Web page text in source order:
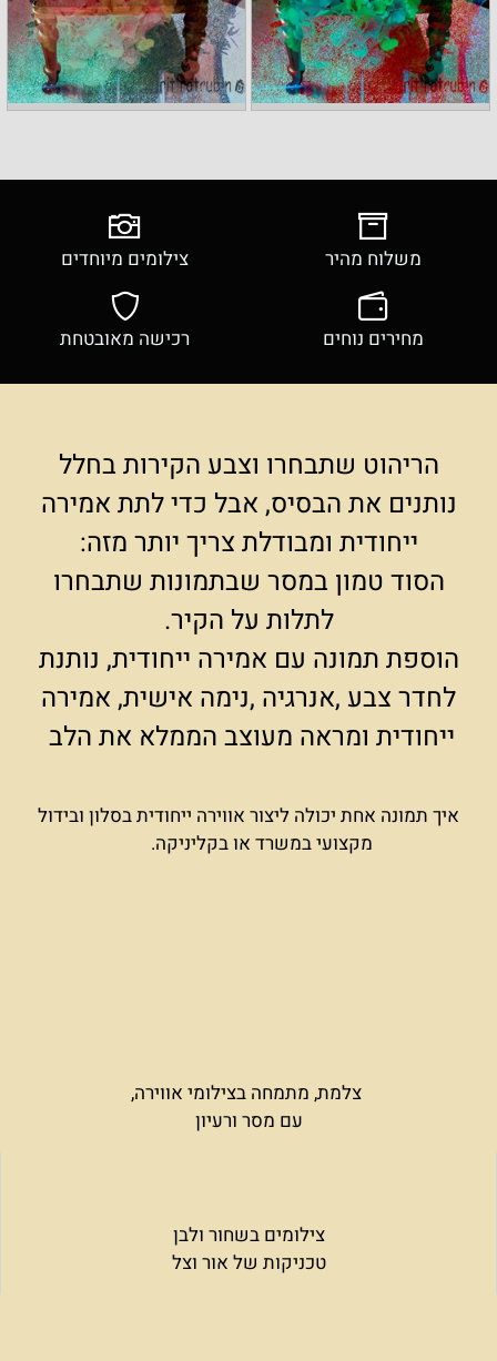
משלוח מהיר צילומים מיוחדים
מחירים נוחים רכישה מאובטחת
הריהוט שתבחרו וצבע הקירות בחלל
נותנים את הבסיס, אבל כדי לתת אמירה
ייחודית ומבודלת צריך יותר מזה:
הסוד טמון במסר שבתמונות שתבחרו
לתלות על הקיר.
הוספת תמונה עם אמירה ייחודית, נותנת
לחדר צבע ,אנרגיה ,נימה אישית, אמירה
ייחודית ומראה מעוצב הממלא את הלב
איך תמונה אחת יכולה ליצור אווירה ייחודית בסלון ובידול
מקצועי במשרד או בקליניקה.
צלמת, מתמחה בצילומי אווירה,
עם מסר ורעיון
צילומים בשחור ולבן
טכניקות של אור וצל